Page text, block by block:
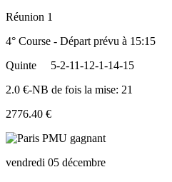
Réunion 1
4° Course - Départ prévu à 15:15
Quinte
5-2-11-12-1-14-15
2.0 €-NB de fois la mise: 21
2776.40 €
vendredi 05 décembre